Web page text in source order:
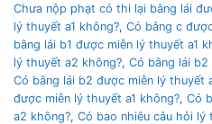
Chưa nộp phạt có thi lại bằng lái
lý thuyết a1 không?, Có bằng c
bằng lái b1 được miễn lý thuyết a1
lý thuyết a2 không?, Có bằng lái b2
Có bằng lái b2 được miễn lý thuyết
được miễn lý thuyết a1 không?, Có
a2 không?, Có bao nhiêu câu hỏi lý